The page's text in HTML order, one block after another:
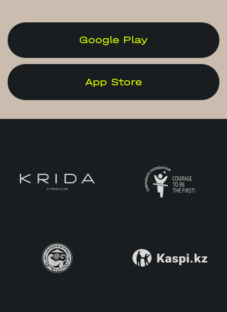
Google Play
App Store